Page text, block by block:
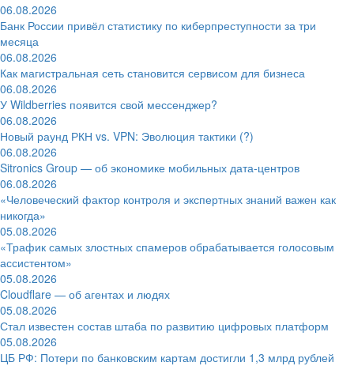
06.08.2026
Банк России привёл статистику по киберпреступности за три
месяца
06.08.2026
Как магистральная сеть становится сервисом для бизнеса
06.08.2026
У Wildberries появится свой мессенджер?
06.08.2026
Новый раунд РКН vs. VPN: Эволюция тактики (?)
06.08.2026
Sitronics Group — об экономике мобильных дата-центров
06.08.2026
«Человеческий фактор контроля и экспертных знаний важен как
никогда»
05.08.2026
«Трафик самых злостных спамеров обрабатывается голосовым
ассистентом»
05.08.2026
Cloudflare — об агентах и людях
05.08.2026
Стал известен состав штаба по развитию цифровых платформ
05.08.2026
ЦБ РФ: Потери по банковским картам достигли 1,3 млрд рублей